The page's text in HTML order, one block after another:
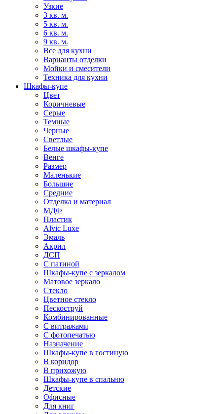
Узкие
3 кв. м.
5 кв. м.
6 кв. м.
9 кв. м.
Все для кухни
Варианты отделки
Мойки и смесители
Техника для кухни
Шкафы-купе
Цвет
Коричневые
Серые
Темные
Черные
Светлые
Белые шкафы-купе
Венге
Размер
Маленькие
Большие
Средние
Отделка и материал
МДФ
Пластик
Alvic Luxe
Эмаль
Акрил
ДСП
С патиной
Шкафы-купе с зеркалом
Матовое зеркало
Стекло
Цветное стекло
Пескоструй
Комбинированные
С витражами
С фотопечатью
Назначение
Шкафы-купе в гостиную
В коридор
В прихожую
Шкафы-купе в спальню
Детские
Офисные
Для книг